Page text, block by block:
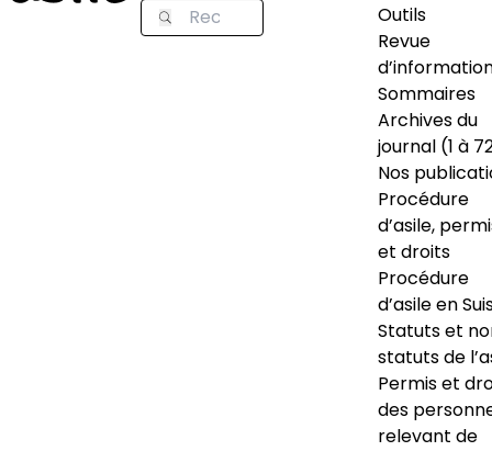
Outils
Revue
Sommaires
Archives du
journal (1 à
Nos
Procédure
d’asile,
et droits
Procédure
d’asile en
Statuts et
statuts de
Permis et
des
relevant de